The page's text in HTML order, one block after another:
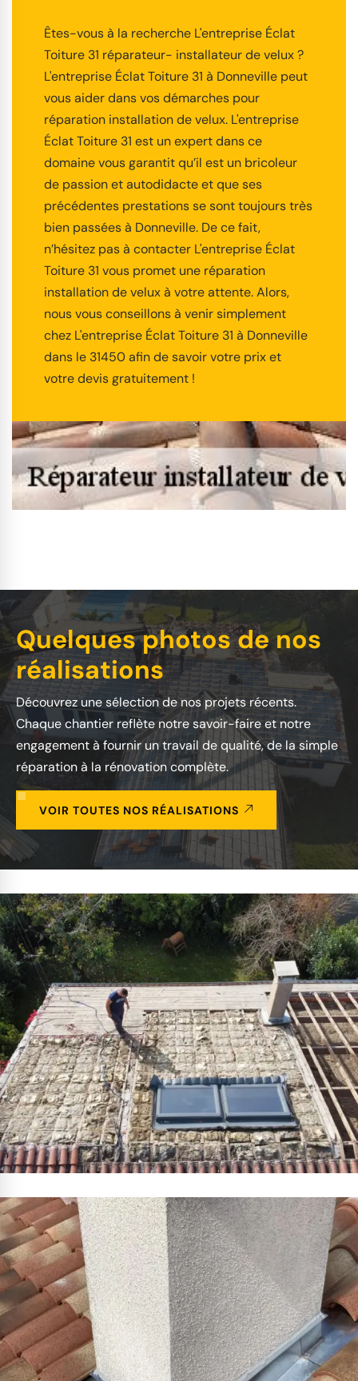
Êtes-vous à la recherche L'entreprise Éclat
Toiture 31 réparateur- installateur de velux ?
L'entreprise Éclat Toiture 31 à Donneville peut
vous aider dans vos démarches pour
réparation installation de velux. L'entreprise
Éclat Toiture 31 est un expert dans ce
domaine vous garantit qu’il est un bricoleur
de passion et autodidacte et que ses
précédentes prestations se sont toujours très
bien passées à Donneville. De ce fait,
n’hésitez pas à contacter L'entreprise Éclat
Toiture 31 vous promet une réparation
installation de velux à votre attente. Alors,
nous vous conseillons à venir simplement
chez L'entreprise Éclat Toiture 31 à Donneville
dans le 31450 afin de savoir votre prix et
votre devis gratuitement !
Quelques photos de nos
réalisations
Découvrez une sélection de nos projets récents.
Chaque chantier reflète notre savoir-faire et notre
engagement à fournir un travail de qualité, de la simple
réparation à la rénovation complète.
VOIR TOUTES NOS RÉALISATIONS